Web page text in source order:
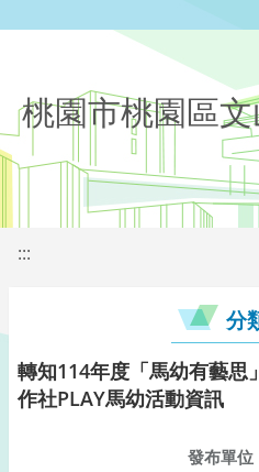
桃園市桃園區
:::
分
轉知114年度「馬幼有藝思
作社PLAY馬幼活動資訊
發布單位